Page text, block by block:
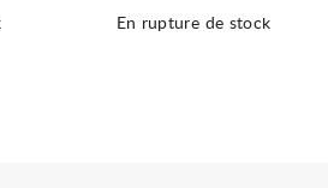
En rupture de stock